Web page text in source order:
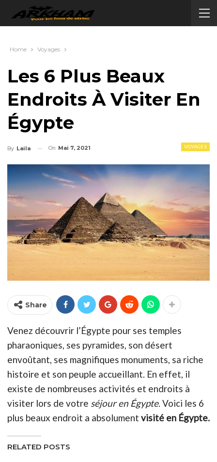
Home Voyages
Les 6 Plus Beaux
Endroits À Visiter En
Égypte
VOYAGES
By Laila On Mai 7, 2021
Share
Venez découvrir l’Égypte pour ses temples
pharaoniques, ses pyramides, son désert
envoûtant, ses magnifiques monuments, sa riche
histoire et son peuple accueillant. En effet, il
existe de nombreuses activités et endroits à
visiter lors de votre séjour en Égypte. Voici les 6
plus beaux endroit a absolument visité en Égypte.
RELATED POSTS